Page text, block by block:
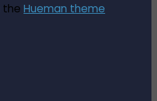
the Hueman theme